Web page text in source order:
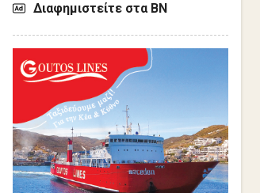
Διαφημιστείτε στα ΒΝ